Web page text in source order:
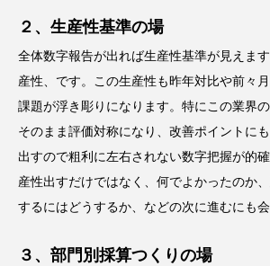
２、生産性基準の場
全体数字報告が出れば生産性基準が見えま
産性、です。この生産性も昨年対比や前々
課題が浮き彫りになります。特にこの業界
そのまま評価対称になり、改善ポイントに
出すので粗利に左右されない数字把握が的
産性出すだけではなく、何でよかったのか
するにはどうするか、などの次に進むにも会
３、部門別採算つくりの場